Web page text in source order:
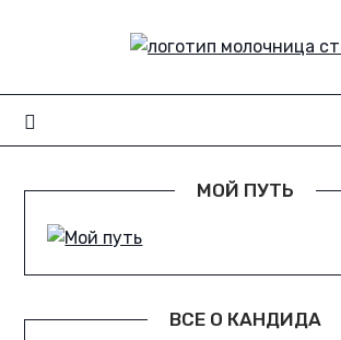
МОЙ ПУТЬ
ВСЕ О КАНДИДА